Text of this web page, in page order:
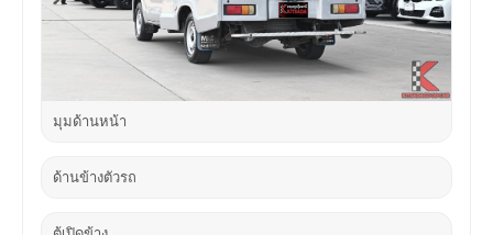
มุมด้านหน้า
ด้านข้างตัวรถ